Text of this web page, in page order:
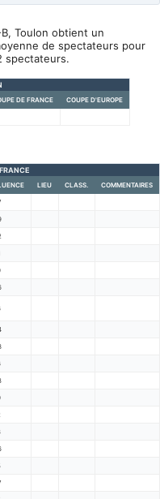
Toulon obtient un
de spectateurs pour
spectateurs.
DE FRANCE COUPE D'EUROPE
LIEU CLASS. COMMENTAIRES